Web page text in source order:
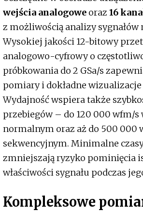
wejścia analogowe oraz 16
z możliwością analizy sygnałów
Wysokiej jakości 12-bitowy
analogowo-cyfrowy o
próbkowania do 2 GSa/s
pomiary i dokładne
Wydajność wspiera także
przebiegów – do 120 000 wfm/s
normalnym oraz aż do 500 000
sekwencyjnym. Minimalne
zmniejszają ryzyko pominięcia
właściwości sygnału podczas
Kompleksowe